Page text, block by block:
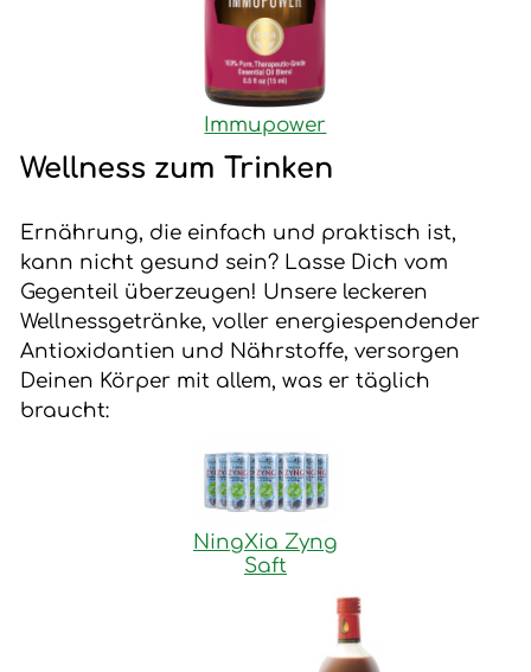
Immupower
Wellness zum Trinken
Ernährung, die einfach und praktisch ist,
kann nicht gesund sein? Lasse Dich vom
Gegenteil überzeugen! Unsere leckeren
Wellnessgetränke, voller energiespendender
Antioxidantien und Nährstoffe, versorgen
Deinen Körper mit allem, was er täglich
braucht:
NingXia Zyng
Saft